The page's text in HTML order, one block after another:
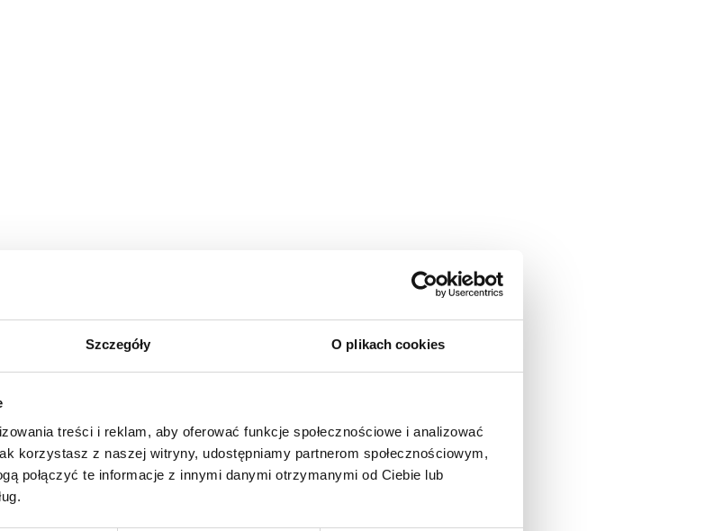
Szczegóły O plikach cookies
treści i reklam, aby oferować funkcje społecznościowe i analizować
korzystasz z naszej witryny, udostępniamy partnerom społecznościowym,
połączyć te informacje z innymi danymi otrzymanymi od Ciebie lub